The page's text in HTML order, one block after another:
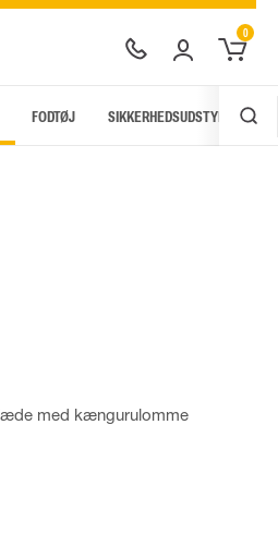
0
FODTØJ SIKKERHEDSUDSTYR